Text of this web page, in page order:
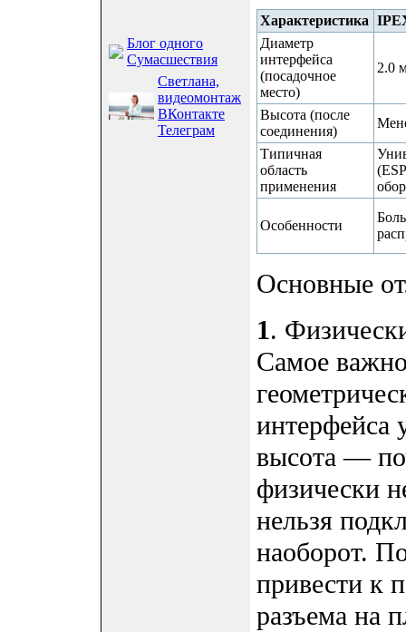
Блог одного
Сумасшествия
Светлана,
видеомонтаж
ВКонтакте
Телеграм
Характеристика
Диаметр
интерфейса
(посадочное
место)
2.0
Высота (после
соединения)
Типичная
область
применения
Особенности
Основные
1.
Самое
высота —
физически
нельзя
наоборот.
привести к
разъема на